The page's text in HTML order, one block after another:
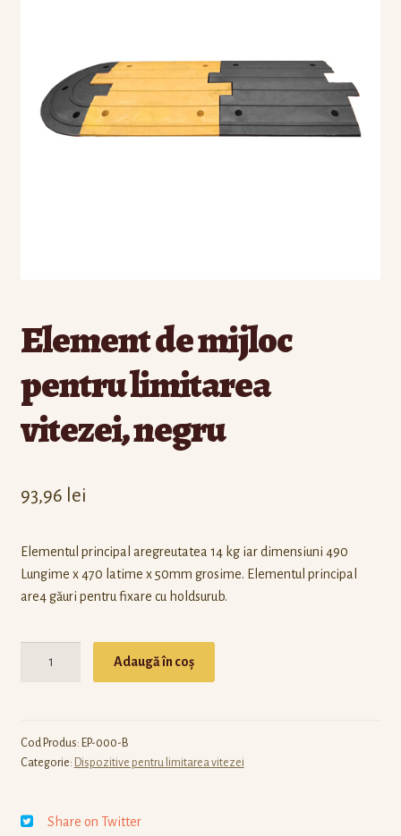
Politică de confidențialitate
Sitemap
Element de mijloc
pentru limitarea
vitezei, negru
93,96 lei
Elementul principal aregreutatea 14 kg iar dimensiuni 490
Lungime x 470 latime x 50mm grosime. Elementul principal
are4 găuri pentru fixare cu holdsurub.
Adaugă în coș
Cod Produs: EP-000-B
Categorie: Dispozitive pentru limitarea vitezei
Share on Twitter